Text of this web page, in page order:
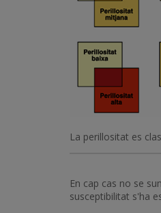
La perillositat es
En cap cas no se
susceptibilitat s'ha